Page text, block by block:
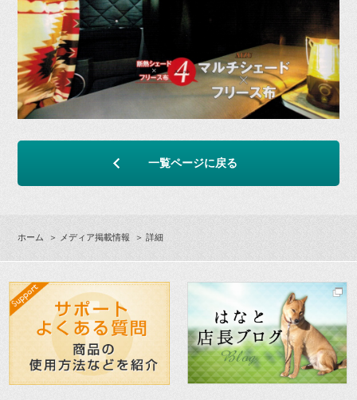
一覧ページに戻る
ホーム ＞ メディア掲載情報 ＞ 詳細